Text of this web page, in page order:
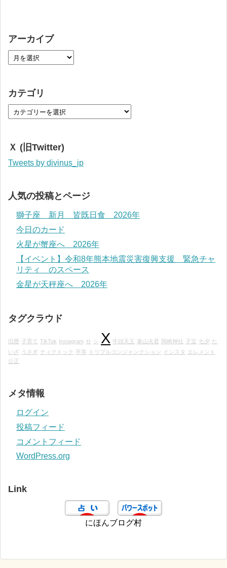
アーカイブ
カテゴリ
Ｘ (旧Twitter)
Tweets by divinus_jp
人気の投稿とページ
獅子座 新月 皆既日食 2026年
今日のカード
火星が蟹座へ 2026年
【イベント】令和8年熊本地震災害復興支援 緊急チャ
リティ のスペース
金星が天秤座へ 2026年
タグクラウド
旧暦 子育て TikTok Instagram せ シ X 牛頭天王 泰山夫君 岡崎神社 子宝 七夕 た
いざ
うさぎ ティクトック 平等 トリプルコンジャンクション インスタ
エレメント
公正
メタ情報
ログイン
投稿フィード
コメントフィード
WordPress.org
Link
にほんブログ村